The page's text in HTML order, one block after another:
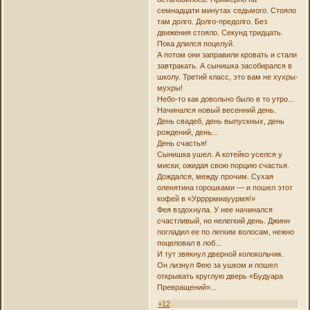
семнадцати минутах седьмого. Стояло
там долго. Долго-предолго. Без
движения стояло. Секунд тридцать.
Пока длился поцелуй.
А потом они заправили кровать и стали
завтракать. А сынишка засобирался в
школу. Третий класс, это вам не хухры-
мухры!
Небо-то как довольно было в то утро...
Начинался новый весенний день.
День свадеб, день выпускных, день
рождений, день...
День счастья!
Сынишка ушел. А котейко уселся у
миски, ожидая свою порцию счастья.
Дождался, между прочим. Сухая
оленятина горошками — и пошел этот
кофей в «Уррррмиауурмя!»
Фея вздохнула. У нее начинался
счастливый, но нелегкий день. Джинн
погладил ее по легким волосам, нежно
поцеловал в лоб...
И тут звякнул дверной колокольчик.
Он лизнул Фею за ушком и пошел
открывать круглую дверь «Будуара
Превращений»...
+12